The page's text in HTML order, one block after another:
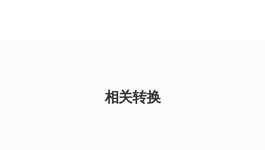
相关转换